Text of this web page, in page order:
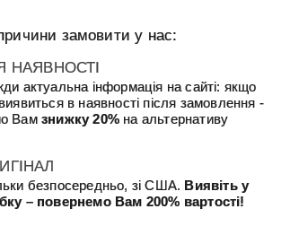
замовити у нас:
НАЯВНОСТІ
актуальна інформація на сайті: якщо
в наявності після замовлення -
Вам знижку 20% на альтернативу
безпосередньо, зі США. Виявіть у
– повернемо Вам 200% вартості!